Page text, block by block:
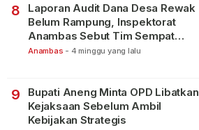
8
Laporan Audit Dana Desa Rewak
Belum Rampung, Inspektorat
Anambas Sebut Tim Sempat
Terbagi Tangani Kasus Lain
Anambas - 4 minggu yang lalu
9
Bupati Aneng Minta OPD Libatkan
Kejaksaan Sebelum Ambil
Kebijakan Strategis